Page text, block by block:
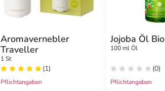
Aromavernebler
Traveller
1 St
(1)
Pflichtangaben
Jojoba Öl Bio
100 ml Öl
(0)
Pflichtangaben